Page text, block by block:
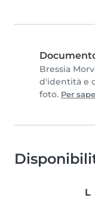
Bressia
d'identità e
foto. Per
L